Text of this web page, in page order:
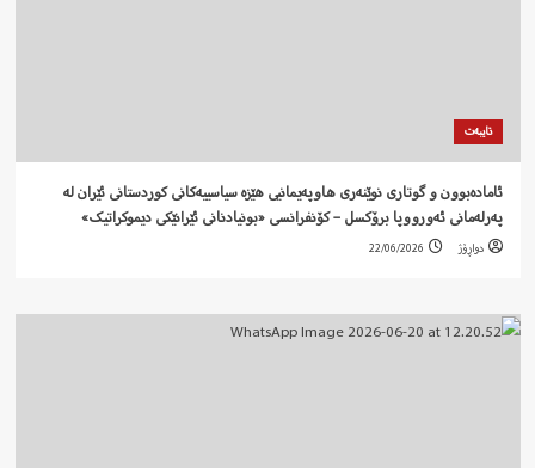
تایبەت
ئامادەبوون و گوتاری نوێنەری هاوپەیمانیی هێزە سیاسییەکانی کوردستانی ئێران لە
پەرلەمانی ئەورووپا برۆکسل – کۆنفرانسی «بونیادنانی ئێرانێکی دیموکراتیک»
دواڕۆژ 22/06/2026